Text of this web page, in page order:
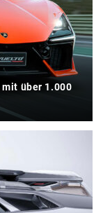
über 1.000